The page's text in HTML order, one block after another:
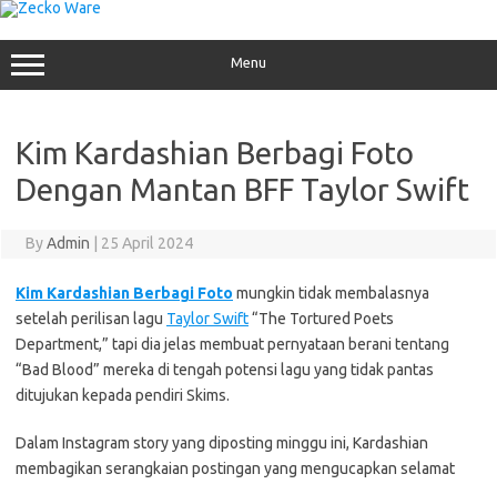
Skip
to
content
Menu
Kim Kardashian Berbagi Foto
Dengan Mantan BFF Taylor Swift
ByAdmin 25 April 2024
Kim Kardashian Berbagi Foto mungkin tidak membalasnya
setelah perilisan lagu Taylor Swift“The Tortured Poets
Department,” tapi dia jelas membuat pernyataan berani tentang
“Bad Blood” mereka di tengah potensi lagu yang tidak pantas
ditujukan kepada pendiri Skims.
Dalam Instagram story yang diposting minggu ini, Kardashian
membagikan serangkaian postingan yang mengucapkan selamat